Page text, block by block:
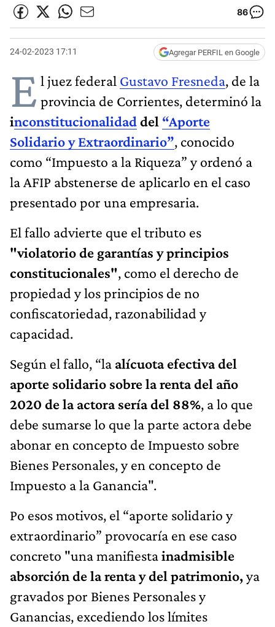
86
24-02-2023 17:11 Agregar PERFIL en Google
E l juez federal Gustavo Fresneda, de la
provincia de Corrientes, determinó la
inconstitucionalidaddel “Aporte
Solidario y Extraordinario”, conocido
como “Impuesto a la Riqueza” y ordenó a
la AFIP abstenerse de aplicarlo en el caso
presentado por una empresaria.
El fallo advierte que el tributo es
"violatorio de garantías y principios
constitucionales", como el derecho de
propiedad y los principios de no
confiscatoriedad, razonabilidad y
capacidad.
Según el fallo, “la alícuota efectiva del
aporte solidario sobre la renta del año
2020 de la actora sería del 88%, a lo que
debe sumarse lo que la parte actora debe
abonar en concepto de Impuesto sobre
Bienes Personales, y en concepto de
Impuesto a la Ganancia".
Po esos motivos, el “aporte solidario y
extraordinario” provocaría en ese caso
concreto "una manifiestainadmisible
absorción de la renta y del patrimonio,ya
gravados por Bienes Personales y
Ganancias, excediendo los límites